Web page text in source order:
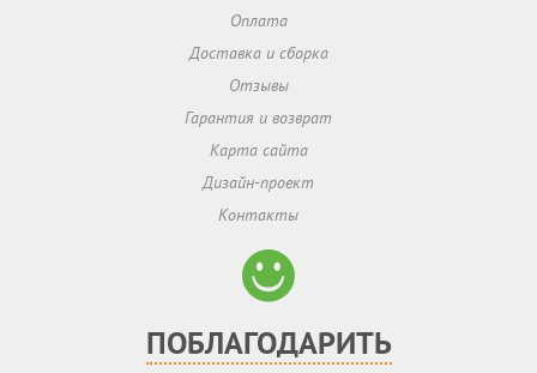
Оплата
Доставка и сборка
Отзывы
Гарантия и возврат
Карта сайта
Дизайн-проект
Контакты
ПОБЛАГОДАРИТЬ